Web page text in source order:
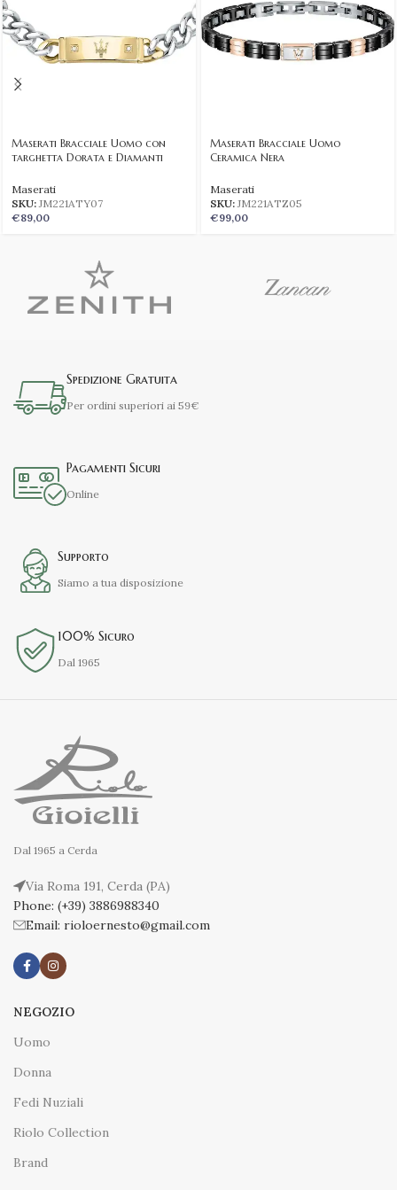
Maserati Bracciale Uomo con
targhetta Dorata e Diamanti
Maserati
SKU:JM221ATY07
€89,00
Maserati Bracciale Uomo
Ceramica Nera
Maserati
SKU:JM221ATZ05
€99,00
Spedizione Gratuita
Per ordini superiori ai 59€
Pagamenti Sicuri
Online
Supporto
Siamo a tua disposizione
100% Sicuro
Dal 1965
Dal 1965 a Cerda
Via Roma 191, Cerda (PA)
Phone: (+39) 3886988340
Email: rioloernesto@gmail.com
NEGOZIO
Uomo
Donna
Fedi Nuziali
Riolo Collection
Brand